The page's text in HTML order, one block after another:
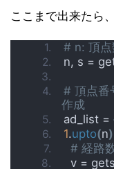
ここまで出来たら、
# n: 頂点
n, s =
# 頂点番
作成
ad_list =
1.upto(n)
# 経路
  v = gets